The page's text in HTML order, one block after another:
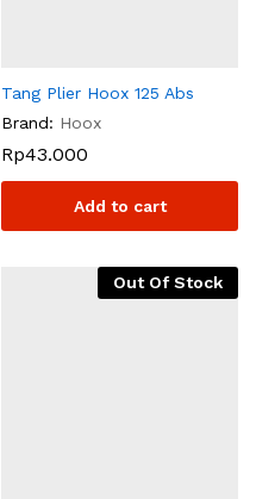
Tang Plier Hoox 125 Abs
Brand: Hoox
Rp43.000
Add to cart
Out Of Stock